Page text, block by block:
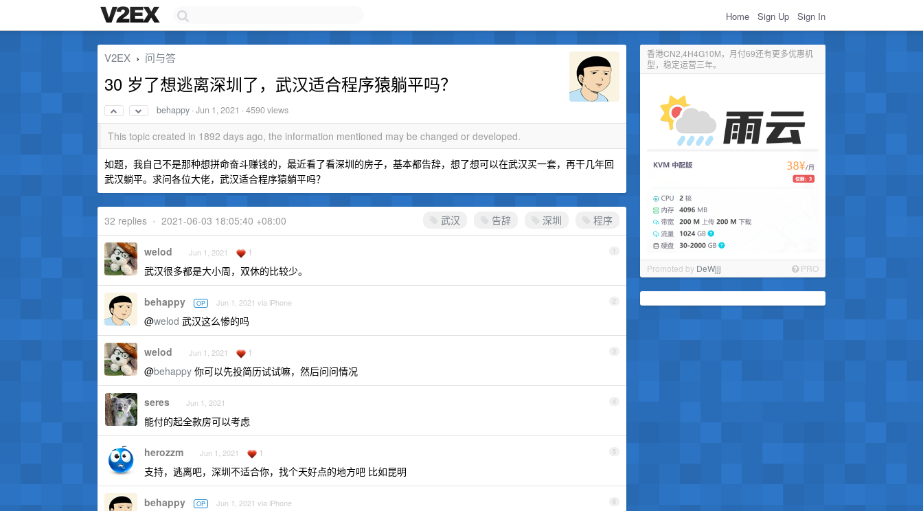
Home Sign Up Sign In
香港CN2,4H4G10M，月付69还有更多优惠机
型，稳定运营三年。
Promoted by DeWjjj PRO
V2EX › 问与答
30 岁了想逃离深圳了，武汉适合程序猿躺平吗？
behappy ·Jun 1, 2021 · 4590 views
This topic created in 1892 days ago, the information mentioned may be changed or developed.
如题，我自己不是那种想拼命奋斗赚钱的，最近看了看深圳的房子，基本都告辞，想了想可以在武汉买一套，再干几年回
武汉躺平。求问各位大佬，武汉适合程序猿躺平吗？
武汉 告辞 深圳 程序
32 replies • 2021-06-03 18:05:40 +08:00
1
welod Jun 1, 2021 1
武汉很多都是大小周，双休的比较少。
2
behappy OP Jun 1, 2021 via iPhone
@welod 武汉这么惨的吗
3
welod Jun 1, 2021 1
@behappy 你可以先投简历试试嘛，然后问问情况
4
seres Jun 1, 2021
能付的起全款房可以考虑
5
herozzm Jun 1, 2021 1
支持，逃离吧，深圳不适合你，找个天好点的地方吧 比如昆明
6
behappy OP Jun 1, 2021 via iPhone